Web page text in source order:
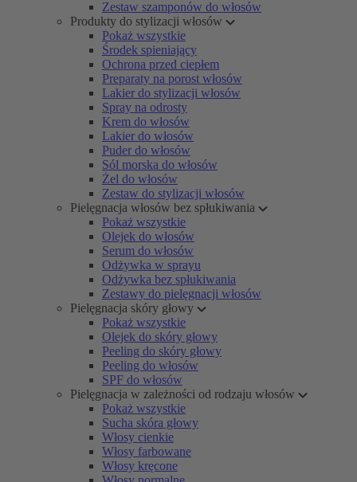
Zestaw szamponów do włosów
Produkty do stylizacji włosów
Pokaż wszystkie
Środek spieniający
Ochrona przed ciepłem
Preparaty na porost włosów
Lakier do stylizacji włosów
Spray na odrosty
Krem do włosów
Lakier do włosów
Puder do włosów
Sól morska do włosów
Żel do włosów
Zestaw do stylizacji włosów
Pielęgnacja włosów bez spłukiwania
Pokaż wszystkie
Olejek do włosów
Serum do włosów
Odżywka w sprayu
Odżywka bez spłukiwania
Zestawy do pielęgnacji włosów
Pielęgnacja skóry głowy
Pokaż wszystkie
Olejek do skóry głowy
Peeling do skóry głowy
Peeling do włosów
SPF do włosów
Pielęgnacja w zależności od rodzaju włosów
Pokaż wszystkie
Sucha skóra głowy
Włosy cienkie
Włosy farbowane
Włosy kręcone